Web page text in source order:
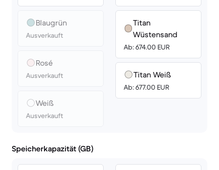
Blaugrün
Ausverkauft
Rosé
Ausverkauft
Weiß
Ausverkauft
Titan
Wüstensand
Ab: 674.00 EUR
Titan Weiß
Ab: 677.00 EUR
Speicherkapazität (GB)